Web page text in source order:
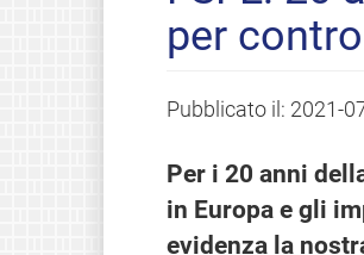
per
Pubblicato il: 2021-
Per i 20 anni
in Europa e gli
evidenza la